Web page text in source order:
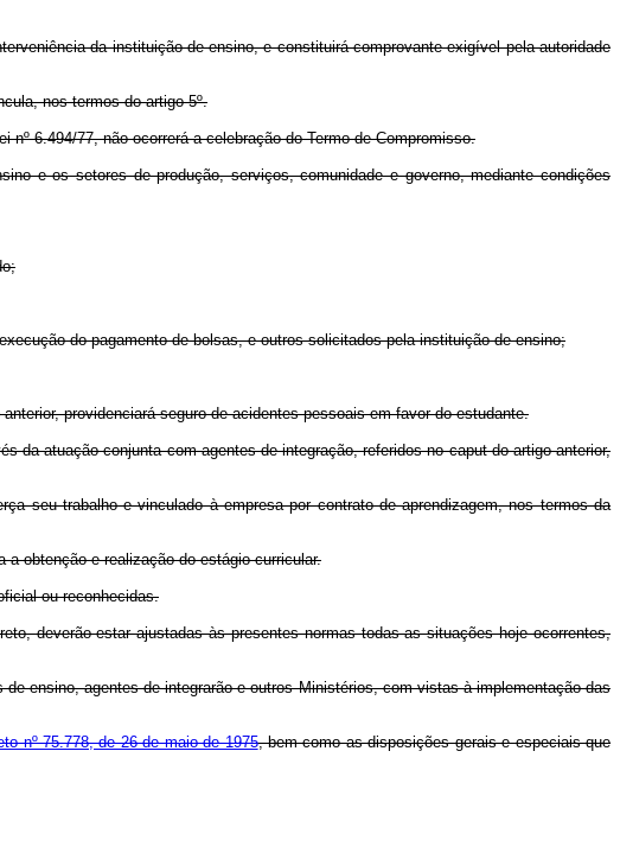
da instituição de ensino, e constituirá comprovante exigível pela autoridade
nos termos do artigo 5º.
6.494/77, não ocorrerá a celebração do Termo de Compromisso.
e os setores de produção, serviços, comunidade e governo, mediante condições
do pagamento de bolsas, e outros solicitados pela instituição de ensino;
providenciará seguro de acidentes pessoais em favor do estudante.
da atuação conjunta com agentes de integração, referidos no caput do artigo anterior,
seu trabalho e vinculado à empresa por contrato de aprendizagem, nos termos da
obtenção e realização do estágio curricular.
ou reconhecidas.
deverão estar ajustadas às presentes normas todas as situações hoje ocorrentes,
ensino, agentes de integrarão e outros Ministérios, com vistas à implementação das
nº 75.778, de 26 de maio de 1975, bem como as disposições gerais e especiais que